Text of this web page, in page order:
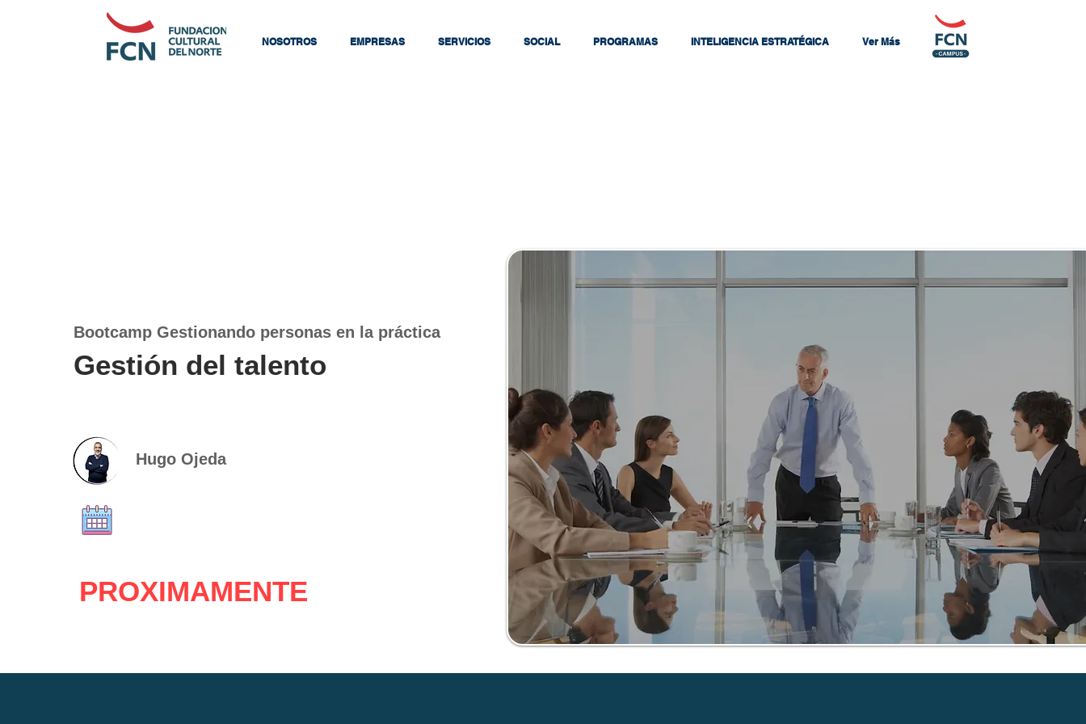
NOSOTROS EMPRESAS SERVICIOS SOCIAL PROGRAMAS INTELIGENCIA ESTRATÉGICA Ver Más
Bootcamp Gestionando personas en la práctica
Gestión del talento
Hugo Ojeda
PROXIMAMENTE